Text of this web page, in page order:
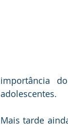
importância
adolescentes.
Mais tarde